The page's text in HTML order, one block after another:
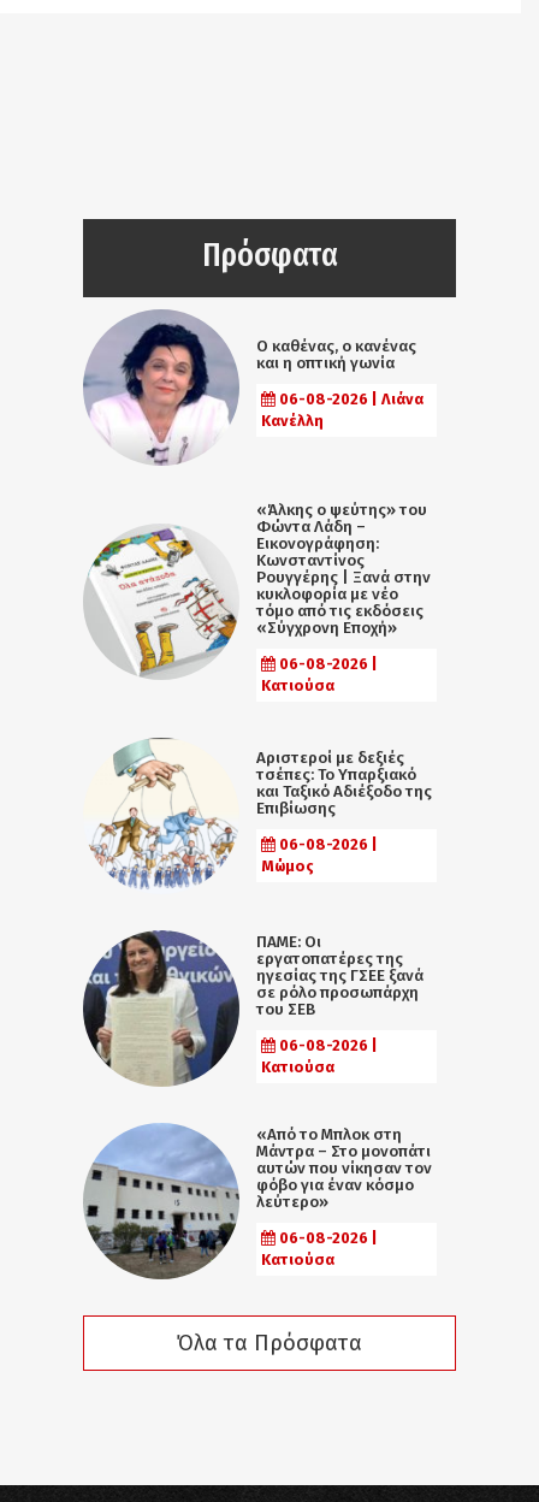
Πρόσφατα
Ο καθένας, ο κανένας
και η οπτική γωνία
06-08-2026 | Λιάνα
Κανέλλη
«Άλκης ο ψεύτης» του
Φώντα Λάδη –
Εικονογράφηση:
Κωνσταντίνος
Ρουγγέρης | Ξανά στην
κυκλοφορία με νέο
τόμο από τις εκδόσεις
«Σύγχρονη Εποχή»
06-08-2026 |
Κατιούσα
Αριστεροί με δεξιές
τσέπες: Το Υπαρξιακό
και Ταξικό Αδιέξοδο της
Επιβίωσης
06-08-2026 |
Μώμος
ΠΑΜΕ: Οι
εργατοπατέρες της
ηγεσίας της ΓΣΕΕ ξανά
σε ρόλο προσωπάρχη
του ΣΕΒ
06-08-2026 |
Κατιούσα
«Από το Μπλοκ στη
Μάντρα – Στο μονοπάτι
αυτών που νίκησαν τον
φόβο για έναν κόσμο
λεύτερο»
06-08-2026 |
Κατιούσα
Όλα τα Πρόσφατα